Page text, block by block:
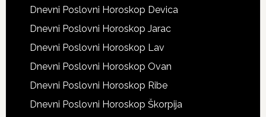
Dnevni Poslovni Horoskop Devica
Dnevni Poslovni Horoskop Jarac
Dnevni Poslovni Horoskop Lav
Dnevni Poslovni Horoskop Ovan
Dnevni Poslovni Horoskop Ribe
Dnevni Poslovni Horoskop Škorpija